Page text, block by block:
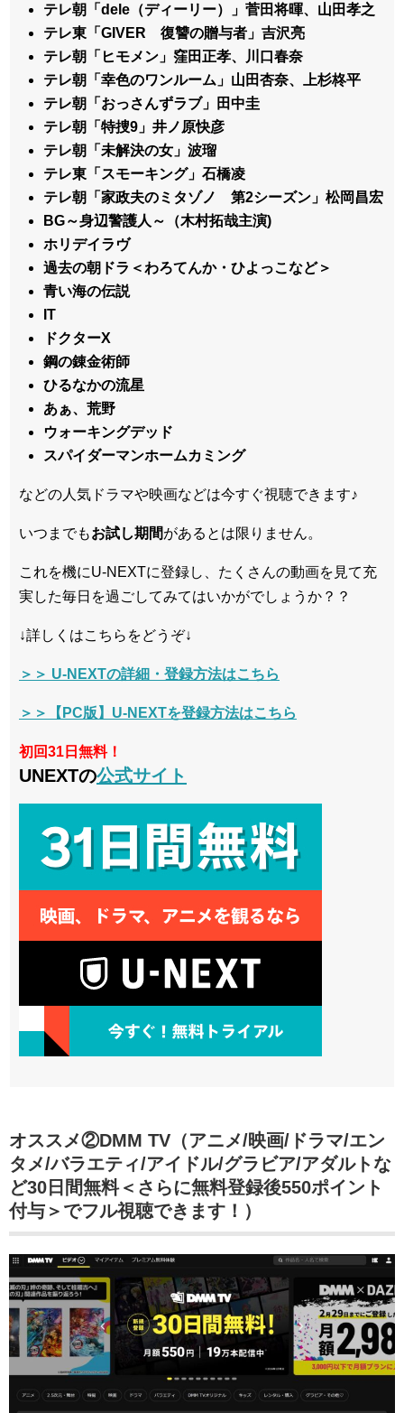
テレ朝「dele（ディーリー）」菅田将暉、山田孝之
テレ東「GIVER 復讐の贈与者」吉沢亮
テレ朝「ヒモメン」窪田正孝、川口春奈
テレ朝「幸色のワンルーム」山田杏奈、上杉柊平
テレ朝「おっさんずラブ」田中圭
テレ朝「特捜9」井ノ原快彦
テレ朝「未解決の女」波瑠
テレ東「スモーキング」石橋凌
テレ朝「家政夫のミタゾノ 第2シーズン」松岡昌宏
BG～身辺警護人～（木村拓哉主演)
ホリデイラヴ
過去の朝ドラ＜わろてんか・ひよっこなど＞
青い海の伝説
IT
ドクターX
鋼の錬金術師
ひるなかの流星
あぁ、荒野
ウォーキングデッド
スパイダーマンホームカミング
などの人気ドラマや映画などは今すぐ視聴できます♪
いつまでもお試し期間があるとは限りません。
これを機にU-NEXTに登録し、たくさんの動画を見て充
実した毎日を過ごしてみてはいかがでしょうか？？
↓詳しくはこちらをどうぞ↓
＞＞ U-NEXTの詳細・登録方法はこちら
＞＞【PC版】U-NEXTを登録方法はこちら
初回31日無料！
UNEXTの公式サイト
オススメ②DMM TV（アニメ/映画/ドラマ/エン
タメ/バラエティ/アイドル/グラビア/アダルトな
ど30日間無料＜さらに無料登録後550ポイント
付与＞でフル視聴できます！）